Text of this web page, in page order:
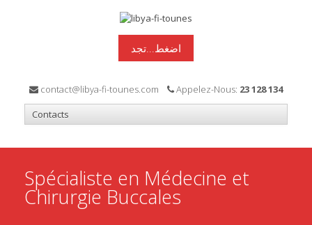
اضغط...تجد
contact@libya-fi-tounes.com Appelez-Nous: 23 128 134
Spécialiste en Médecine et
Chirurgie Buccales